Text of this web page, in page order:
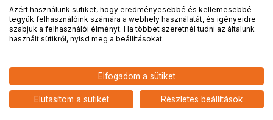
Insta360 GO Ultra multifunkciós
keret
add
PROpartnerségek
Azért használunk sütiket, hogy eredményesebbé és kellemesebbé
tegyük felhasználóink számára a webhely használatát, és igényeidre
szabjuk a felhasználói élményt. Ha többet szeretnél tudni az általunk
használt sütikről, nyisd meg a beállításokat.
Elfogadom a sütiket
Elutasítom a sütiket Részletes beállítások